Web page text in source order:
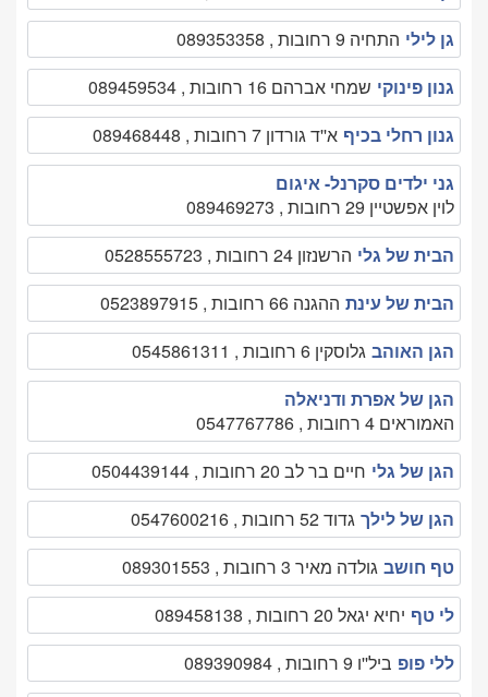
גן לילי התחיה 9 רחובות , 089353358
גנון פינוקי שמחי אברהם 16 רחובות , 089459534
גנון רחלי בכיף א''ד גורדון 7 רחובות , 089468448
גני ילדים סקרנל- איגום
לוין אפשטיין 29 רחובות , 089469273
הבית של גלי הרשנזון 24 רחובות , 0528555723
הבית של עינת ההגנה 66 רחובות , 0523897915
הגן האוהב גלוסקין 6 רחובות , 0545861311
הגן של אפרת ודניאלה
האמוראים 4 רחובות , 0547767786
הגן של גלי חיים בר לב 20 רחובות , 0504439144
הגן של לילך גדוד 52 רחובות , 0547600216
טף חושב גולדה מאיר 3 רחובות , 089301553
לי טף יחיא יגאל 20 רחובות , 089458138
ללי פופ ביל''ו 9 רחובות , 089390984